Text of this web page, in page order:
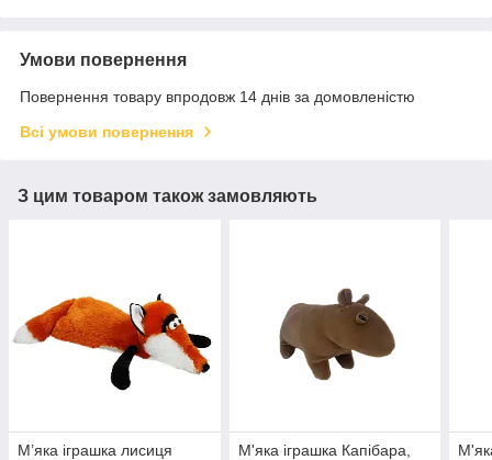
Умови повернення
Повернення товару впродовж 14 днів за домовленістю
Всі умови повернення
З цим товаром також замовляють
М’яка іграшка лисиця
М'яка іграшка Капібара,